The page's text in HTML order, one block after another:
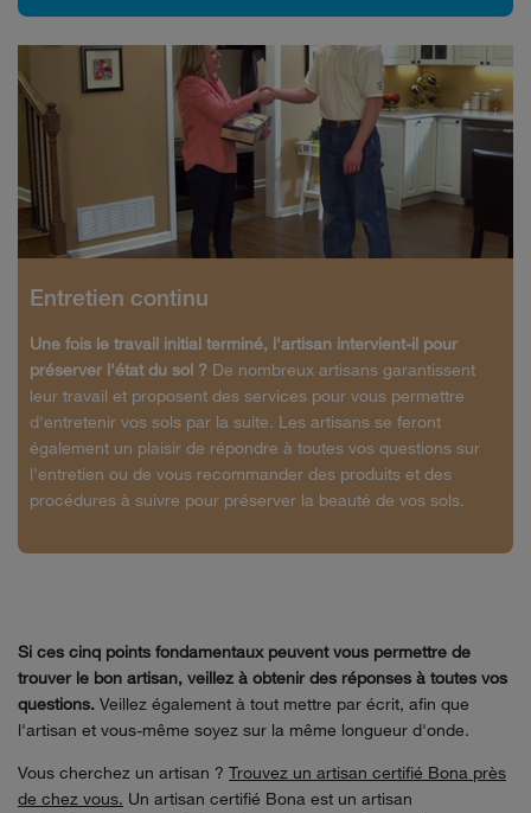
Entretien continu
Une fois le travail initial terminé, l'artisan intervient-il pour
préserver l'état du sol ? De nombreux artisans garantissent
leur travail et proposent des services pour vous permettre
d'entretenir vos sols par la suite. Les artisans se feront
également un plaisir de répondre à toutes vos questions sur
l'entretien ou de vous recommander des produits et des
procédures à suivre pour préserver la beauté de vos sols.
Si ces cinq points fondamentaux peuvent vous permettre de
trouver le bon artisan, veillez à obtenir des réponses à toutes vos
questions. Veillez également à tout mettre par écrit, afin que
l'artisan et vous-même soyez sur la même longueur d'onde.
Vous cherchez un artisan ? Trouvez un artisan certifié Bona près
de chez vous. Un artisan certifié Bona est un artisan